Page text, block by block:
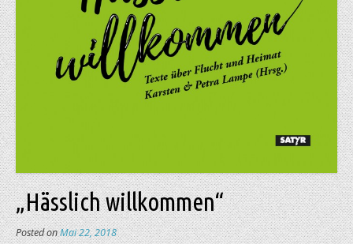
„Hässlich willkommen“
Posted onMai 22, 2018